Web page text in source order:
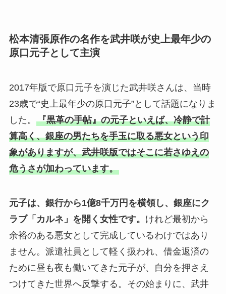
松本清張原作の名作を武井咲が史上最年少の
原口元子として主演
2017年版で原口元子を演じた武井咲さんは、当時
23歳で“史上最年少の原口元子”として話題になりま
した。 『黒革の手帖』の元子といえば、冷静で計
算高く、銀座の男たちを手玉に取る悪女という印
象がありますが、武井咲版ではそこに若さゆえの
危うさが加わっています。
元子は、銀行から1億8千万円を横領し、銀座にク
ラブ「カルネ」を開く女性です。 けれど最初から
余裕のある悪女として完成しているわけではあり
ません。派遣社員として軽く扱われ、借金返済の
ために昼も夜も働いてきた元子が、自分を押さえ
つけてきた世界へ反撃する。その始まりに、武井